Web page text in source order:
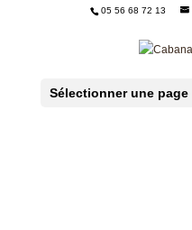
05 56 68 72 13
Sélectionner une page